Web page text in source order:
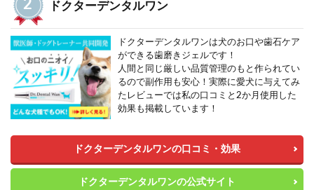
ドクターデンタルワン
ドクターデンタルワンは犬のお口や歯石ケア
ができる歯磨きジェルです！
人間と同じ厳しい品質管理のもと作られてい
るので副作用も安心！実際に愛犬に与えてみ
たレビューでは私の口コミと2か月使用した
効果も掲載しています！
ドクターデンタルワンの口コミ・効果
ドクターデンタルワンの公式サイト